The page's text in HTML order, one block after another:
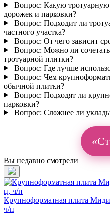
Вопрос: Какую тротуарную
дорожек и парковки?
Вопрос: Подходит ли
частного участка?
Вопрос: От чего зависит
Вопрос: Можно ли
тротуарной плитки?
Вопрос: Где лучше
Вопрос: Чем
обычной плитки?
Вопрос: Подходят ли
парковки?
Вопрос: Сложнее ли
Вы недавно смотрели
Крупноформатная плита
ч/п